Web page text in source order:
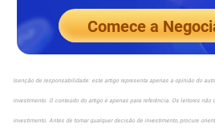
Comece a
Isenção de responsabilidade: este artigo representa apenas a opinião do
investimento. O conteúdo do artigo é apenas para referência. Os leitores não
investimento. Antes de tomar qualquer decisão de investimento, procure